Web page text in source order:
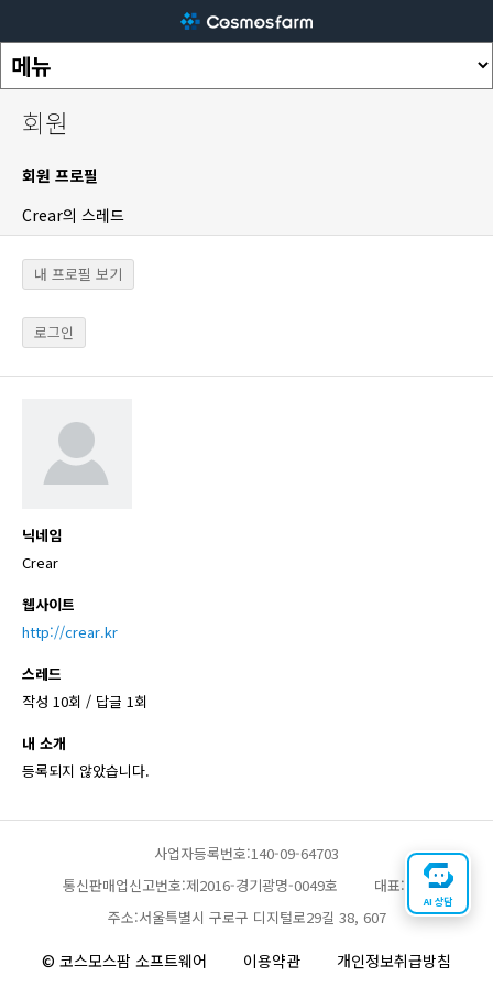
회원
회원 프로필
Crear의 스레드
내 프로필 보기
로그인
닉네임
Crear
웹사이트
http://crear.kr
스레드
작성 10회 / 답글 1회
내 소개
등록되지 않았습니다.
사업자등록번호:140-09-64703
통신판매업신고번호:제2016-경기광명-0049호
대표:채찬
주소:서울특별시 구로구 디지털로29길 38, 607
© 코스모스팜 소프트웨어 이용약관
개인정보취급방침
AI 상담